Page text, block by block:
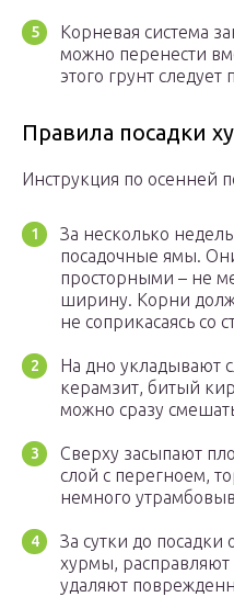
Корневая система
можно перенести
этого грунт
Правила посадки
Инструкция по осенней
За несколько
посадочные ямы.
просторными – не
ширину. Корни
не соприкасаясь со
На дно укладывают
керамзит, битый
можно сразу
Сверху засыпают
слой с перегноем,
немного
За сутки до посадки
хурмы,
удаляют